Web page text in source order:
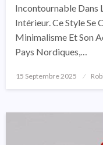
Incontournable Dans
Intérieur. Ce Style Se
Minimalisme Et Son
Pays Nordiques,…
Posted
15 Septembre 2025